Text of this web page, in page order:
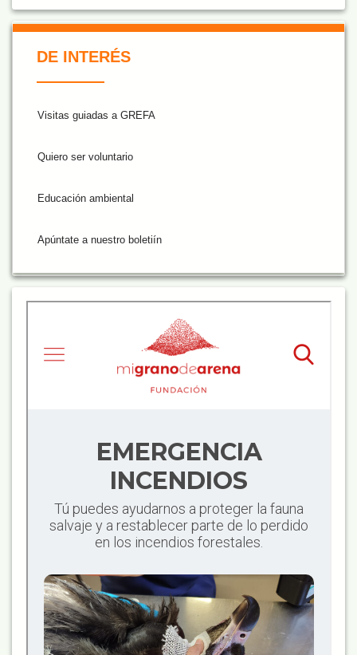
De Interés NARANJA
DE INTERÉS
Visitas guiadas a GREFA
Quiero ser voluntario
Educación ambiental
Apúntate a nuestro boletiín